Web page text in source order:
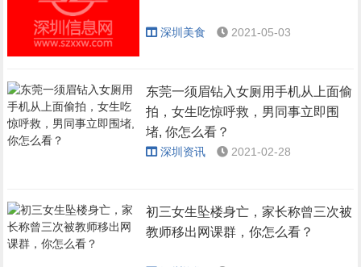
深圳美食 2021-05-03
东莞一须眉钻入女厕用手机从上面偷
拍，女生吃惊呼救，男同事立即围
堵, 你怎么看？
深圳资讯 2021-02-28
初三女生坠楼身亡，家长称曾三次被
教师移出网课群，你怎么看？